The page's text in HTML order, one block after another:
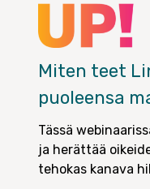
Miten teet
puoleensa
Tässä
ja herättää
tehokas kanava